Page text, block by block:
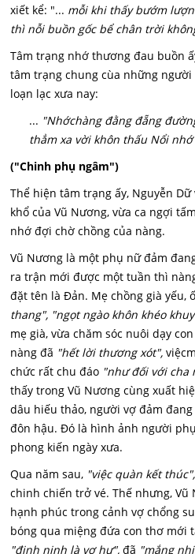
xiết kể: "... mỗi khi thấy bướm
thì nỗi buồn gốc bể chân trời
Tâm trạng nhớ thương đau buồn
tâm trạng chung cùa những
loạn lạc xưa nay:
... "Nhớchàng đằng đẵng
thẳm xa vời khôn thấu Nổi
("Chinh phụ ngâm")
Thể hiện tâm trạng ấy, Nguyễn
khổ của Vũ Nương, vừa ca ngợi
nhớ đợi chờ chồng của nàng.
Vũ Nương là một phụ nữ đảm
ra trận mới được một tuần thì
đặt tên là Đản. Mẹ chồng già yếu,
thang", "ngọt ngào khôn khéo
mẹ già, vừa chăm sóc nuôi dạy
nàng đã "hết lời thương xót",
chức rất chu đáo "như đối với cha
thấy trong Vũ Nương cùng xuất
dâu hiếu thảo, người vợ đảm
đôn hậu. Đó là hình ảnh người
phong kiến ngày xưa.
Qua năm sau, "việc quàn kết thúc",
chinh chiến trở vé. Thế nhưng,
hạnh phúc trong cảnh vợ chổng
bóng qua miệng đứa con thơ mới
"đinh ninh là vợ hư", đã "mắng